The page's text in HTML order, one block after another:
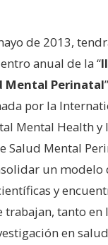
de 2013,
anual de la “
Mental Perinatal
por la
Mental Health y
Salud Mental
un modelo
y
trabajan, tanto en
en